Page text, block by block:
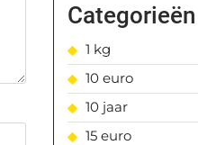
Categorieën
1 kg
10 euro
10 jaar
15 euro